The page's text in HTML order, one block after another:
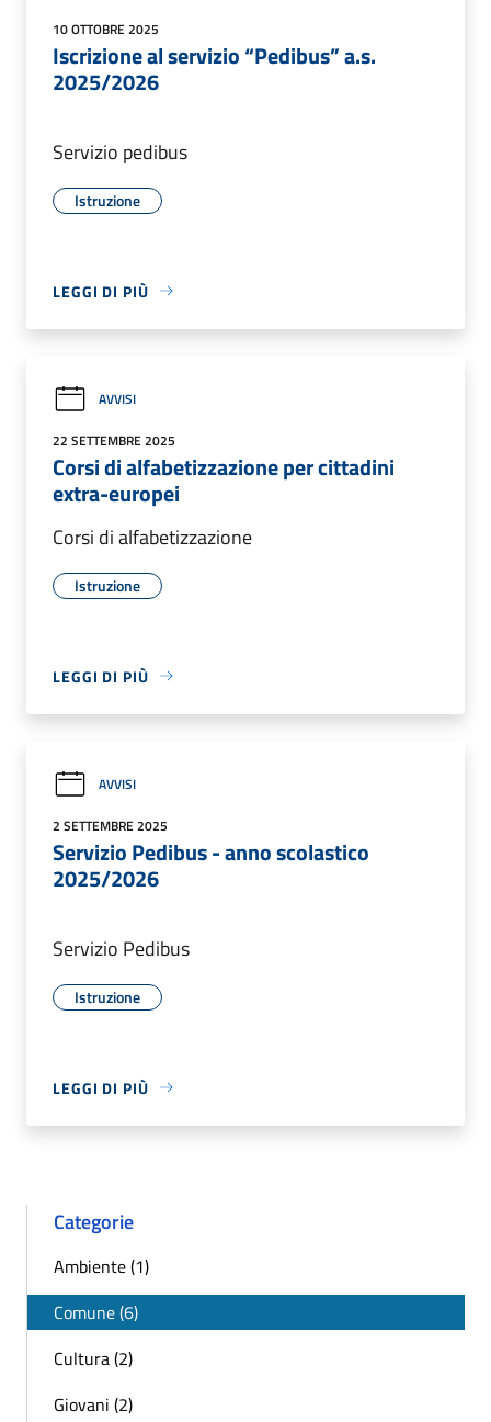
10 OTTOBRE 2025
Iscrizione al servizio “Pedibus” a.s.
2025/2026
Servizio pedibus
Istruzione
LEGGI DI PIÙ
AVVISI
22 SETTEMBRE 2025
Corsi di alfabetizzazione per cittadini
extra-europei
Corsi di alfabetizzazione
Istruzione
LEGGI DI PIÙ
AVVISI
2 SETTEMBRE 2025
Servizio Pedibus - anno scolastico
2025/2026
Servizio Pedibus
Istruzione
LEGGI DI PIÙ
Categorie
Ambiente (1)
Comune (6)
Cultura (2)
Giovani (2)